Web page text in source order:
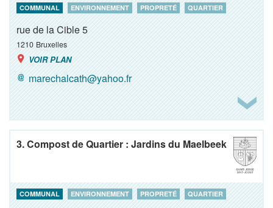
COMMUNAL ENVIRONNEMENT PROPRETÉ QUARTIER
rue de la Cible 5
1210 Bruxelles
VOIR PLAN
marechalcath@yahoo.fr
3. Compost de Quartier : Jardins du Maelbeek
COMMUNAL ENVIRONNEMENT PROPRETÉ QUARTIER